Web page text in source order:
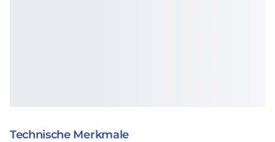
Technische Merkmale